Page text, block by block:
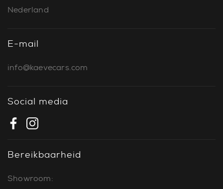
Nederland
E-mail
info@kaevecars.com
Social media
Bereikbaarheid
Showroom: